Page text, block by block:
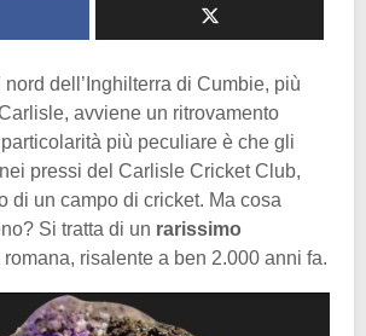
dell’Inghilterra di Cumbie, più
avviene un ritrovamento
più peculiare è che gli
pressi del Carlisle Cricket Club,
di un campo di cricket. Ma cosa
Si tratta di un rarissimo
romana, risalente a ben 2.000 anni fa.